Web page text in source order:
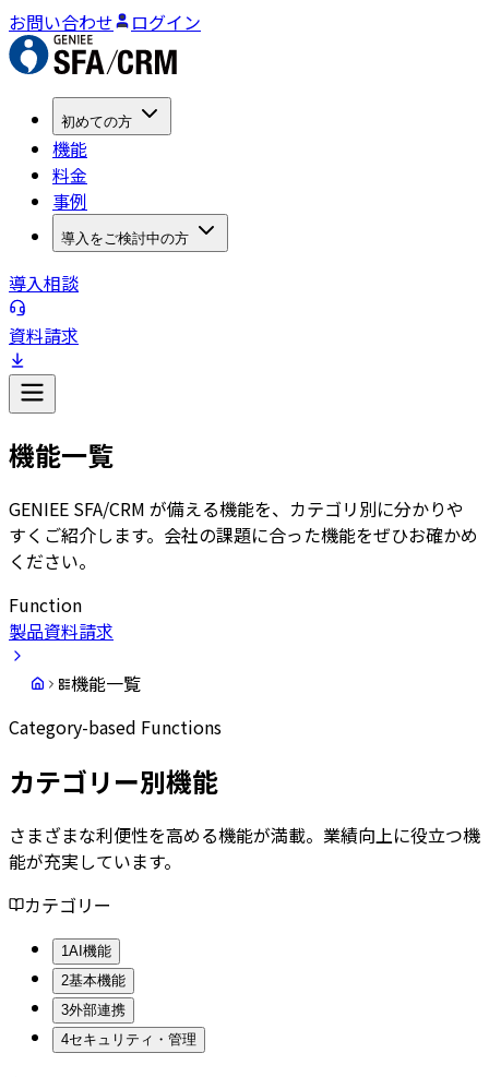
お問い合わせ ログイン
初めての方
機能
料金
事例
導入をご検討中の方
導入相談
資料請求
機能一覧
GENIEE SFA/CRM が備える機能を、カテゴリ別に分かりや
すくご紹介します。会社の課題に合った機能をぜひお確かめ
ください。
Function
製品資料請求
機能一覧
Category-based Functions
カテゴリー別機能
さまざまな利便性を高める機能が満載。業績向上に役立つ機
能が充実しています。
カテゴリー
1AI機能
2基本機能
3外部連携
4セキュリティ・管理